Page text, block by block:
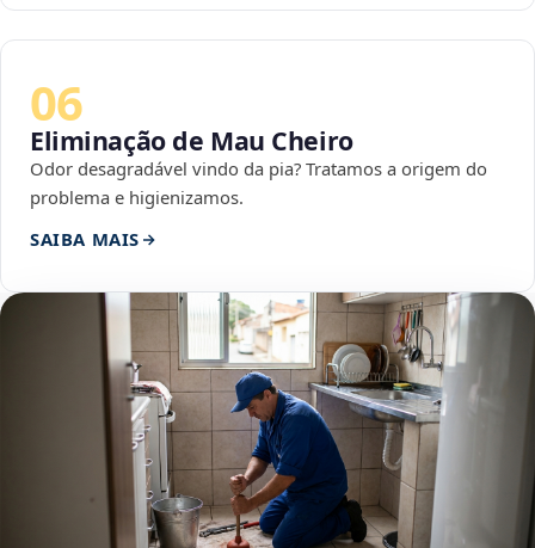
06
Eliminação de Mau Cheiro
Odor desagradável vindo da pia? Tratamos a origem do
problema e higienizamos.
SAIBA MAIS